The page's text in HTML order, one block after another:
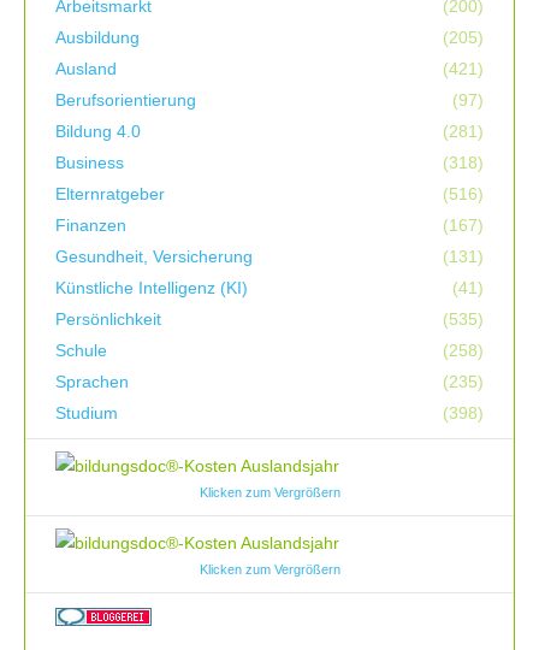
Arbeitsmarkt
(200)
Ausbildung
(205)
Ausland
(421)
Berufsorientierung
(97)
Bildung 4.0
(281)
Business
(318)
Elternratgeber
(516)
Finanzen
(167)
Gesundheit, Versicherung
(131)
Künstliche Intelligenz (KI)
(41)
Persönlichkeit
(535)
Schule
(258)
Sprachen
(235)
Studium
(398)
Klicken zum Vergrößern
Klicken zum Vergrößern